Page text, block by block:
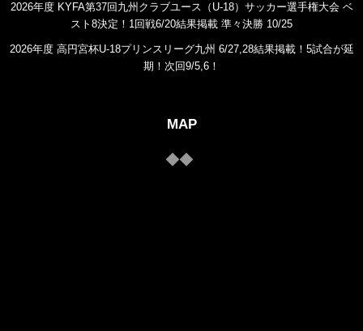
2026年度 KYFA第37回九州クラブユース（U-18）サッカー選手権大会 ベ
スト8決定！1回戦6/20結果掲載 準々決勝 10/25
2026年度 高円宮杯U-18プリンスリーグ九州 6/27,28結果掲載！5試合が延
期！次回9/5,6！
MAP